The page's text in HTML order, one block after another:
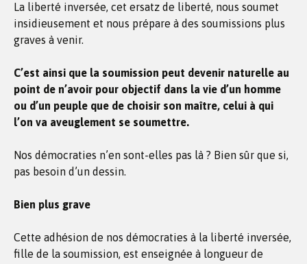
La liberté inversée, cet ersatz de liberté, nous soumet
insidieusement et nous prépare à des soumissions plus
graves à venir.
C’est ainsi que la soumission peut devenir naturelle au
point de n’avoir pour objectif dans la vie d’un homme
ou d’un peuple que de choisir son maître, celui à qui
l’on va aveuglement se soumettre.
Nos démocraties n’en sont-elles pas là ? Bien sûr que si,
pas besoin d’un dessin.
Bien plus grave
Cette adhésion de nos démocraties à la liberté inversée,
fille de la soumission, est enseignée à longueur de